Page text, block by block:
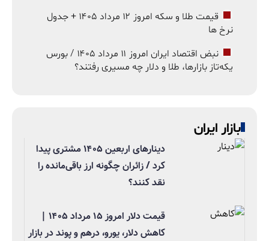
قیمت طلا و سکه امروز ۱۲ مرداد ۱۴۰۵ + جدول
نرخ ها
نبض اقتصاد ایران امروز ۱۱ مرداد ۱۴۰۵ / بورس
یکه‌تاز بازارها، طلا و دلار چه مسیری رفتند؟
بازار ایران
دینارهای اربعین ۱۴۰۵ مشتری پیدا
کرد / زائران چگونه ارز باقی‌مانده را
نقد کنند؟
قیمت دلار امروز ۱۵ مرداد ۱۴۰۵ |
کاهش دلار، یورو، درهم و پوند در بازار